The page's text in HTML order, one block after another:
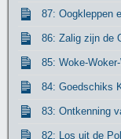
87: Oogkleppen
86: Zalig zijn de
85: Woke-
84: Goedschiks
83: Ontkenning
82: Los uit de